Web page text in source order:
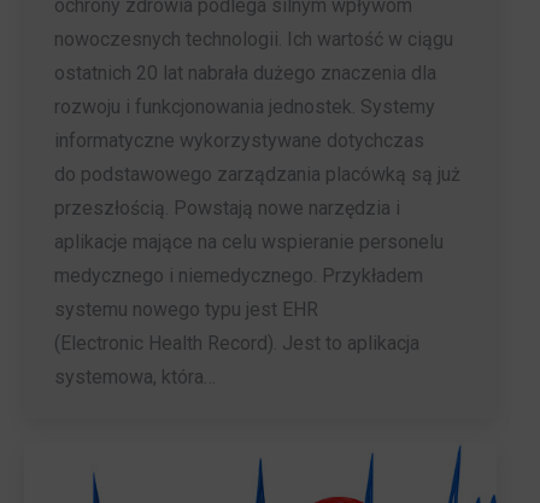
ochrony zdrowia podlega silnym wpływom
nowoczesnych technologii. Ich wartość w ciągu
ostatnich 20 lat nabrała dużego znaczenia dla
rozwoju i funkcjonowania jednostek. Systemy
informatyczne wykorzystywane dotychczas
do podstawowego zarządzania placówką są już
przeszłością. Powstają nowe narzędzia i
aplikacje mające na celu wspieranie personelu
medycznego i niemedycznego. Przykładem
systemu nowego typu jest EHR
(Electronic Health Record). Jest to aplikacja
systemowa, która…